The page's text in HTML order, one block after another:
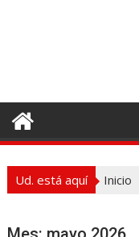
o
t
Ud. está aquí Inicio